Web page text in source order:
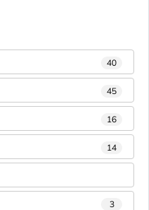
40
45
16
14
3